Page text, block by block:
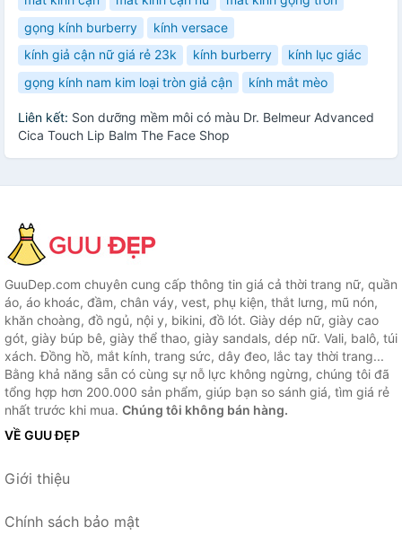
gọng kính burberry
kính versace
kính giả cận nữ giá rẻ 23k
kính burberry
kính lục giác
gọng kính nam kim loại tròn giả cận
kính mắt mèo
Liên kết: Son dưỡng mềm môi có màu Dr. Belmeur Advanced
Cica Touch Lip Balm The Face Shop
GuuDep.com chuyên cung cấp thông tin giá cả thời trang nữ, quần
áo, áo khoác, đầm, chân váy, vest, phụ kiện, thắt lưng, mũ nón,
khăn choàng, đồ ngủ, nội y, bikini, đồ lót. Giày dép nữ, giày cao
gót, giày búp bê, giày thể thao, giày sandals, dép nữ. Vali, balô, túi
xách. Đồng hồ, mắt kính, trang sức, dây đeo, lắc tay thời trang...
Bằng khả năng sẵn có cùng sự nỗ lực không ngừng, chúng tôi đã
tổng hợp hơn 200.000 sản phẩm, giúp bạn so sánh giá, tìm giá rẻ
nhất trước khi mua. Chúng tôi không bán hàng.
VỀ GUU ĐẸP
Giới thiệu
Chính sách bảo mật